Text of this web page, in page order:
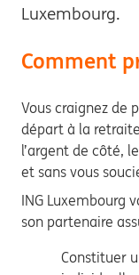
Luxembourg.
Comment
Vous craignez de
départ à la
l’argent de côté,
et sans vous
ING Luxembourg
son partenaire
Constituer